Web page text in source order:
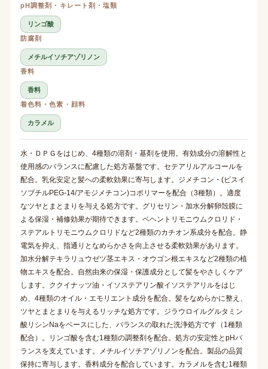
pH調整剤・キレート剤・塩類
リンゴ酸
防腐剤
メチルイソチアゾリノン
香料
香料
着色料・色素・顔料
カラメル
水・ＤＰＧをはじめ、4種類の溶剤・基剤を使用。有効成分の溶解性と
使用感のバランスに配慮した処方基盤です。セテアリルアルコールを
配合。乳化安定と髪への柔軟効果に寄与します。ジメチコン・(ビスイ
ソブチルPEG-14/アモジメチコン)コポリマーを配合（3種類）。適度
なツヤとまとまりを与える処方です。グリセリン・加水分解卵殻膜に
よる保湿・補修効果が期待できます。ベヘントリモニウムクロリド・
ステアルトリモニウムクロリドなど2種類のカチオン系成分を配合。静
電気を抑え、指通りとなめらかさを向上させる柔軟効果があります。
加水分解テキラリュウゼツ茎エキス・オウゴン根エキスなど2種類の植
物エキスを配合。自然由来の保湿・保護成分として髪をやさしくケア
します。ククイナッツ油・イソステアリン酸イソステアリルをはじ
め、4種類のオイル・エモリエント成分を配合。髪をなめらかに整え、
ツヤとまとまりを与えるリッチな処方です。ジラウロイルグルタミン
酸リシンNaをベースにした、バランスの取れた洗浄処方です（1種類
配合）。リンゴ酸を含む1種類の調整剤を配合。処方の安定性とpHバ
ランスを支えています。メチルイソチアゾリノンを配合。製品の品質
保持に寄与します。香料成分を配合しています。カラメルを含む1種類